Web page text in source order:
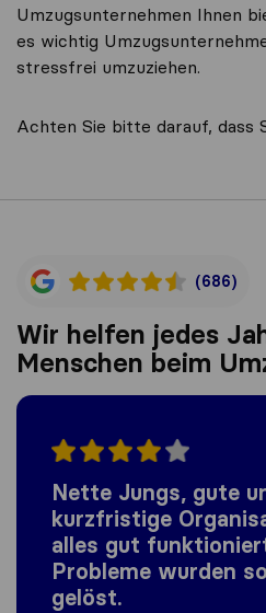
Umzugsunternehmen Ihnen
es wichtig
stressfrei umzuziehen.
Achten Sie bitte darauf, dass
(686)
Wir helfen jedes
Menschen beim
Nette Jungs, gute
kurzfristige
alles gut funktioniert
Probleme wurden
gelöst.